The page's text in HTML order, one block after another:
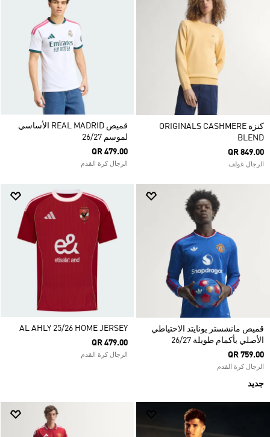
كنزة ORIGINALS CASHMERE
BLEND
QR 849.00
الرجال غولف
قميص REAL MADRID الأساسي
لموسم 26/27
QR 479.00
الرجال كرة القدم
قميص مانشستر يونايتد الاحتياطي
الأصلي بأكمام طويلة 26/27
QR 759.00
الرجال كرة القدم
جديد
AL AHLY 25/26 HOME JERSEY
QR 479.00
الرجال كرة القدم